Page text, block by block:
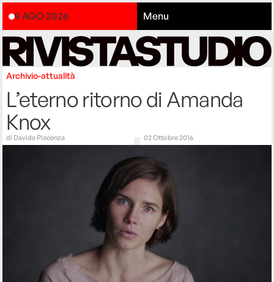
9 AGO 2026 Menu
Archivio-attualità
L’eterno ritorno di Amanda
Knox
di Davide Piacenza 02 Ottobre 2016